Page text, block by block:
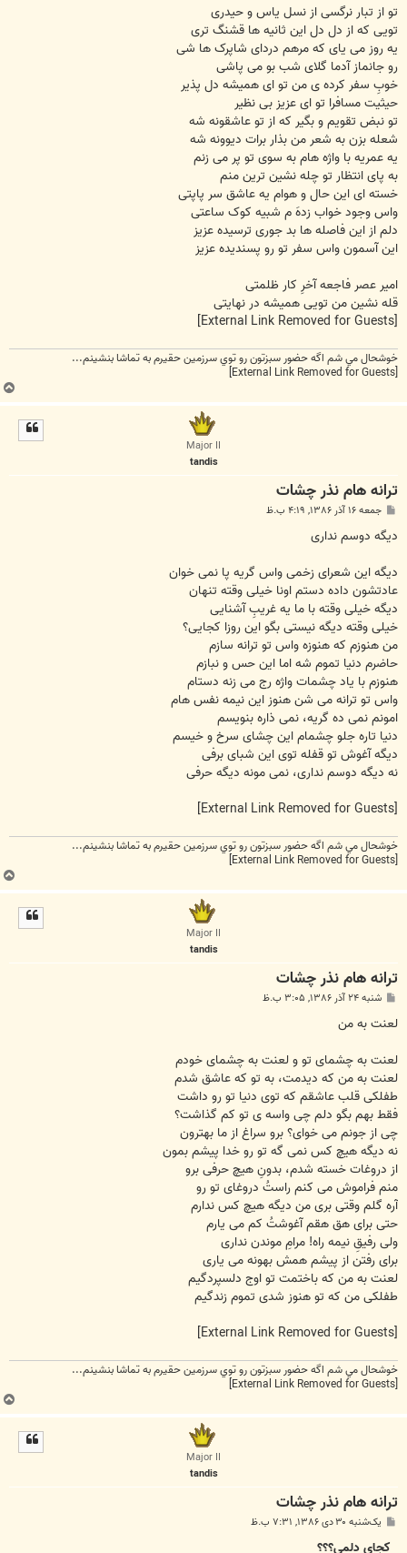
تو از تبار نرگسی از نسل یاس و حیدری
تویی که از دل دل این ثانیه ها قشنگ تری
یه روز می یای که مرهم دردای شاپرک ها شی
رو جانماز آدما گلای شب بو می پاشی
خوبِ سفر کرده ی من تو ای همیشه دل پذیر
حیثیت مسافرا تو ای عزیز بی نظیر
تو نبض تقویم و بگیر که از تو عاشقونه شه
شعله بزن به شعر من بذار برات دیوونه شه
یه عمریه با واژه هام به سوی تو پر می زنم
به پای انتظار تو چله نشین ترین منم
خسته ای این حال و هوام یه عاشق سر پاپتی
واس وجود خواب زدهَ م شبیه کوک ساعتی
دلم از این فاصله ها بد جوری ترسیده عزیز
این آسمون واس سفر تو رو پسندیده عزیز
امیر عصر فاجعه آخرِ کار ظلمتی
قله نشین من تویی همیشه در نهایتی
خوشحال مي شم اگه حضور سبزتون رو توي سرزمين حقيرم به تماشا بنشينم...
ب
ا
Major II
tandis
ترانه هام نذر چشات
پ
ت
جمعه ۱۶ آذر ۱۳۸۶, ۴:۱۹ ب.ظ
دیگه دوسم نداری
دیگه این شعرای زخمی واس گریه پا نمی خوان
عادتشون داده دستم اونا خیلی وقته تنهان
دیگه خیلی وقته با ما یه غریبِ آشنایی
خیلی وقته دیگه نیستی بگو این روزا کجایی؟
من هنوزم که هنوزه واس تو ترانه سازم
حاضرم دنیا تموم شه اما این حس و نبازم
هنوزم با یاد چشمات واژه رج می زنه دستام
واس تو ترانه می شن هنوز این نیمه نفس هام
امونم نمی ده گریه، نمی ذاره بنویسم
دنیا تاره جلو چشمام این چشای سرخ و خیسم
دیگه آغوش تو قفله توی این شبای برفی
نه دیگه دوسم نداری، نمی مونه دیگه حرفی
خوشحال مي شم اگه حضور سبزتون رو توي سرزمين حقيرم به تماشا بنشينم...
ب
ا
Major II
tandis
ترانه هام نذر چشات
پ
ت
شنبه ۲۴ آذر ۱۳۸۶, ۳:۰۵ ب.ظ
لعنت به من
لعنت به چشمای تو و لعنت به چشمای خودم
لعنت به من که دیدمت، به تو که عاشق شدم
طفلکی قلب عاشقم که توی دنیا تو رو داشت
فقط بهم بگو دلم چی واسه ی تو کم گذاشت؟
چی از جونم می خوای؟ برو سراغ از ما بهترون
نه دیگه هیچ کس نمی گه تو رو خدا پیشم بمون
از دروغات خسته شدم، بدونِ هیچ حرفی برو
منم فراموش می کنم راستُ دروغای تو رو
آره گلم وقتی بری من دیگه هیچ کس ندارم
حتی برای هق هقم آغوشتُ کم می یارم
ولی رفیقِ نیمه راه! مرامِ موندن نداری
برای رفتن از پیشم همش بهونه می یاری
لعنت به من که باختمت تو اوج دلسپردگیم
طفلکی من که تو هنوز شدی تموم زندگیم
خوشحال مي شم اگه حضور سبزتون رو توي سرزمين حقيرم به تماشا بنشينم...
ب
ا
Major II
tandis
ترانه هام نذر چشات
پ
ت
یک‌شنبه ۳۰ دی ۱۳۸۶, ۷:۳۱ ب.ظ
کجای دلمی؟؟؟